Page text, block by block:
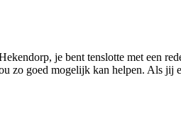
je bent tenslotte met een
zo goed mogelijk kan helpen. Als